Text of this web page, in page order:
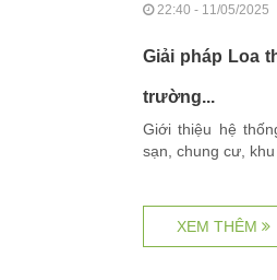
22:40 - 11/05/2025
Giải pháp Loa
trường...
Giới thiệu hệ
sạn, chung cư, khu
XEM THÊM